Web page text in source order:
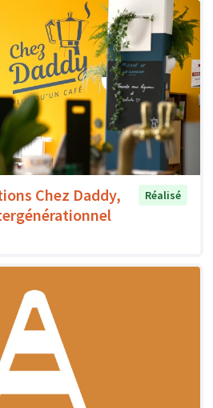
Chez Daddy,
Réalisé